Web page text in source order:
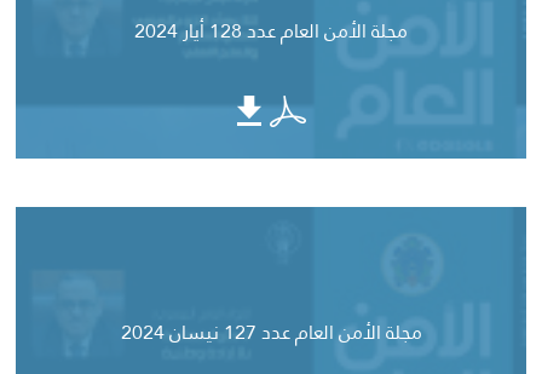
مجلة الأمن العام عدد 128 أيار 2024
مجلة الأمن العام عدد 127 نيسان 2024